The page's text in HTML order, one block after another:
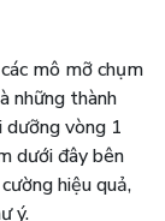
mô mỡ chụm
những thành
dưỡng vòng 1
dưới đây bên
hiệu quả,
ý.